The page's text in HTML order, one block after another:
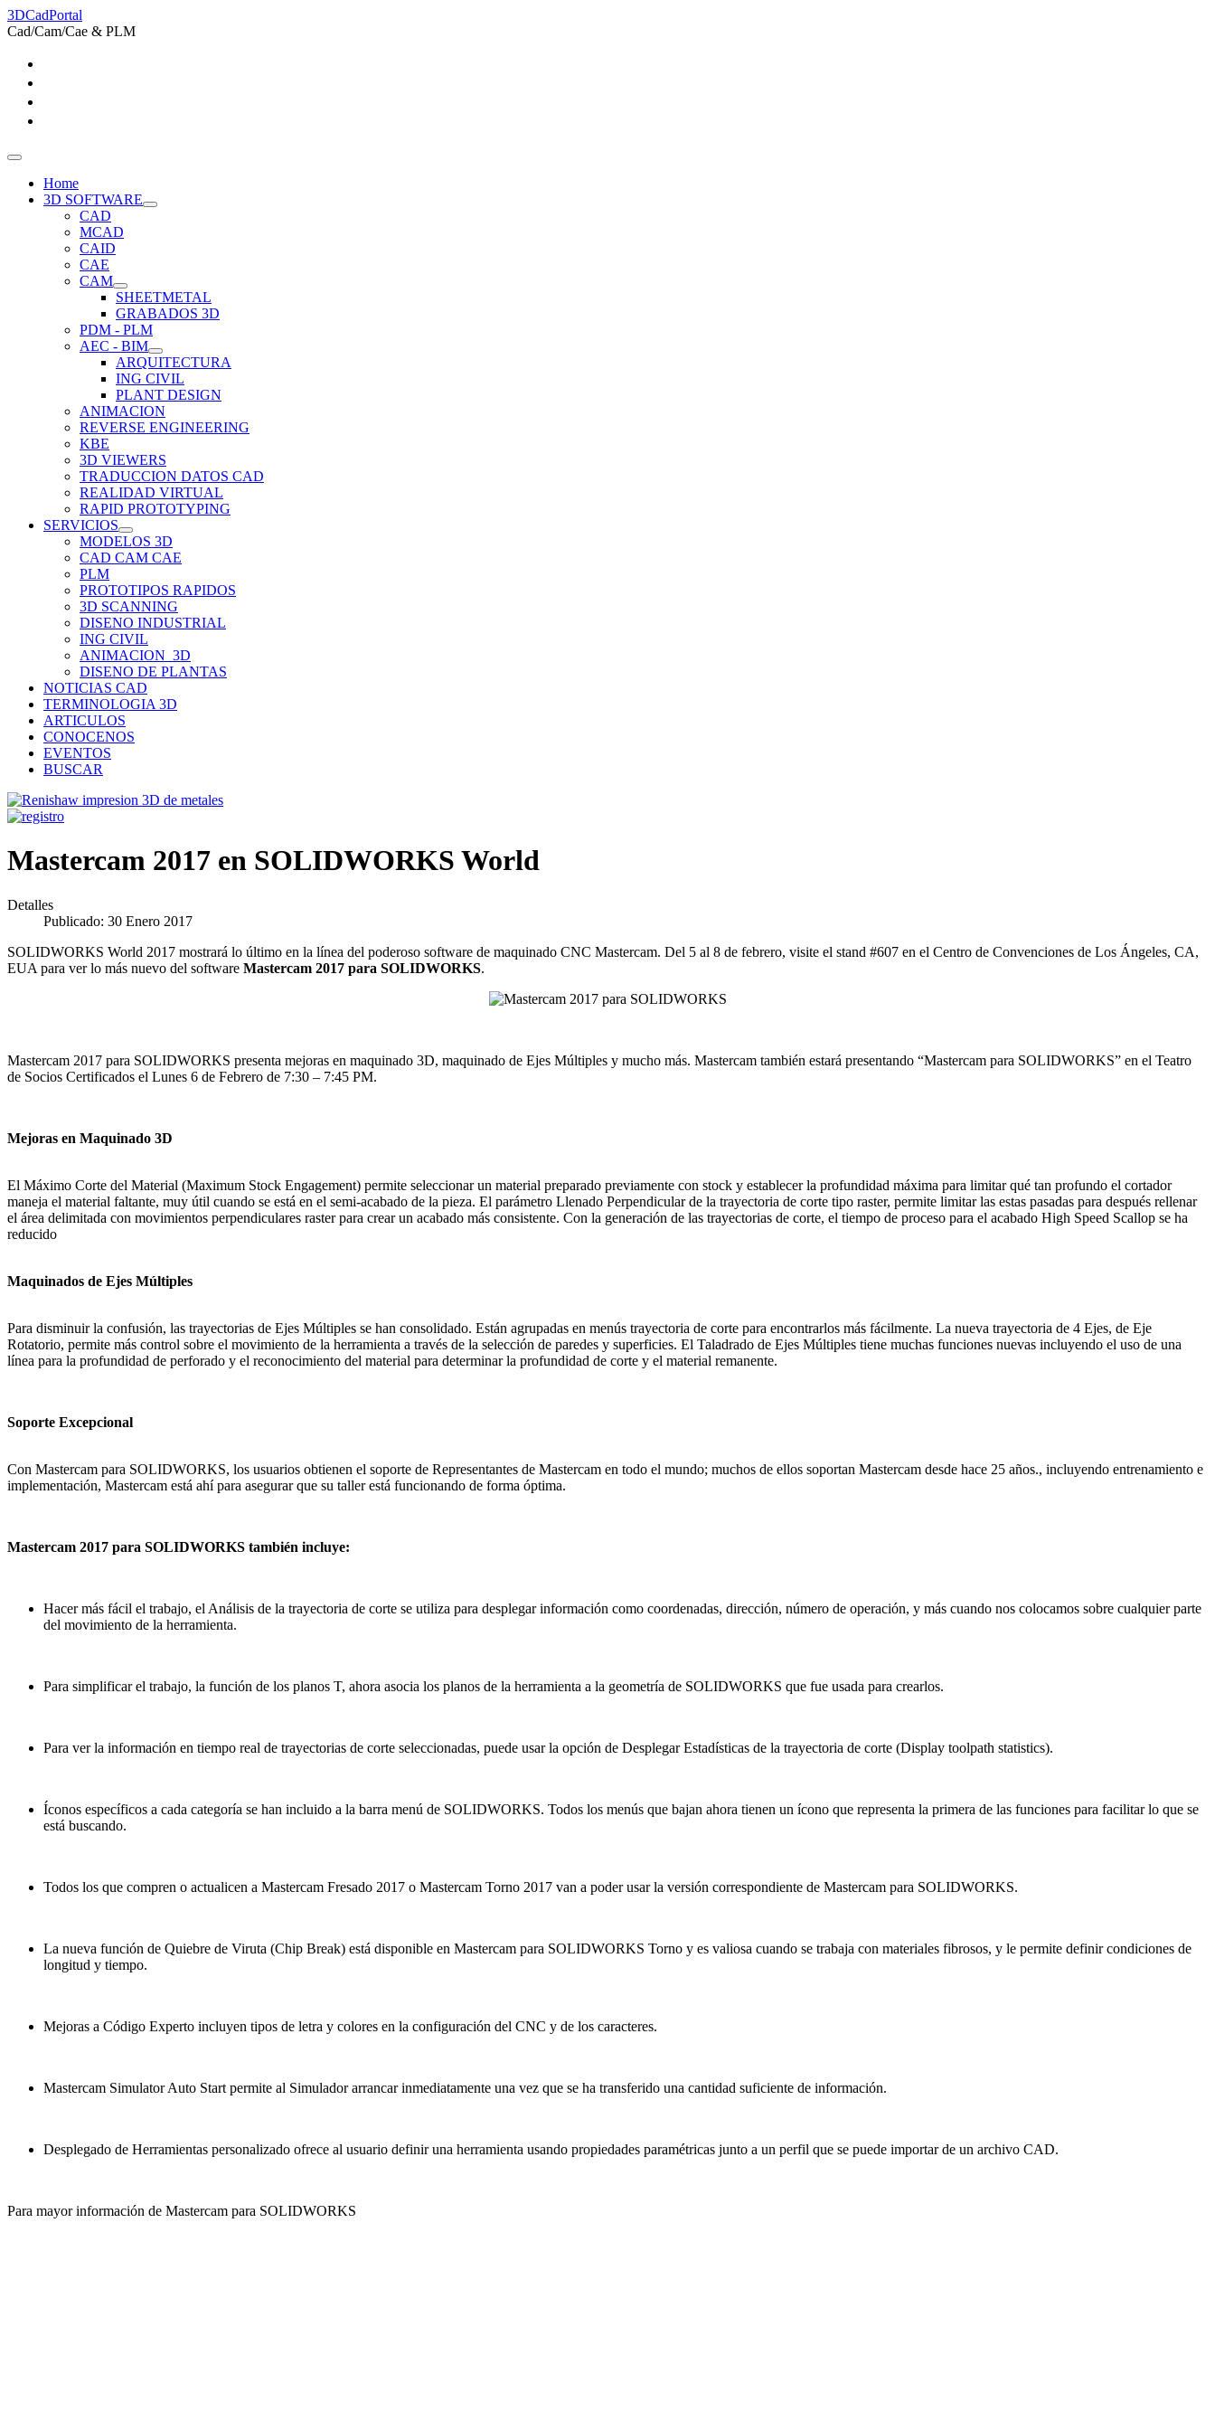
3DCadPortal
Cad/Cam/Cae & PLM
Home
3D SOFTWARE
CAD
MCAD
CAID
CAE
CAM
SHEETMETAL
GRABADOS 3D
PDM - PLM
AEC - BIM
ARQUITECTURA
ING CIVIL
PLANT DESIGN
ANIMACION
REVERSE ENGINEERING
KBE
3D VIEWERS
TRADUCCION DATOS CAD
REALIDAD VIRTUAL
RAPID PROTOTYPING
SERVICIOS
MODELOS 3D
CAD CAM CAE
PLM
PROTOTIPOS RAPIDOS
3D SCANNING
DISENO INDUSTRIAL
ING CIVIL
ANIMACION_3D
DISENO DE PLANTAS
NOTICIAS CAD
TERMINOLOGIA 3D
ARTICULOS
CONOCENOS
EVENTOS
BUSCAR
Mastercam 2017 en SOLIDWORKS World
Detalles
Publicado: 30 Enero 2017
SOLIDWORKS World 2017 mostrará lo último en la línea del poderoso software de maquinado CNC Mastercam. Del 5 al 8 de febrero, visite el stand #607 en el Centro de Convenciones de Los Ángeles, CA,
EUA para ver lo más nuevo del software Mastercam 2017 para SOLIDWORKS.
Mastercam 2017 para SOLIDWORKS presenta mejoras en maquinado 3D, maquinado de Ejes Múltiples y mucho más. Mastercam también estará presentando “Mastercam para SOLIDWORKS” en el Teatro
de Socios Certificados el Lunes 6 de Febrero de 7:30 – 7:45 PM.
Mejoras en Maquinado 3D
El Máximo Corte del Material (Maximum Stock Engagement) permite seleccionar un material preparado previamente con stock y establecer la profundidad máxima para limitar qué tan profundo el cortador
maneja el material faltante, muy útil cuando se está en el semi-acabado de la pieza. El parámetro Llenado Perpendicular de la trayectoria de corte tipo raster, permite limitar las estas pasadas para después rellenar
el área delimitada con movimientos perpendiculares raster para crear un acabado más consistente. Con la generación de las trayectorias de corte, el tiempo de proceso para el acabado High Speed Scallop se ha
reducido
Maquinados de Ejes Múltiples
Para disminuir la confusión, las trayectorias de Ejes Múltiples se han consolidado. Están agrupadas en menús trayectoria de corte para encontrarlos más fácilmente. La nueva trayectoria de 4 Ejes, de Eje
Rotatorio, permite más control sobre el movimiento de la herramienta a través de la selección de paredes y superficies. El Taladrado de Ejes Múltiples tiene muchas funciones nuevas incluyendo el uso de una
línea para la profundidad de perforado y el reconocimiento del material para determinar la profundidad de corte y el material remanente.
Soporte Excepcional
Con Mastercam para SOLIDWORKS, los usuarios obtienen el soporte de Representantes de Mastercam en todo el mundo; muchos de ellos soportan Mastercam desde hace 25 años., incluyendo entrenamiento e
implementación, Mastercam está ahí para asegurar que su taller está funcionando de forma óptima.
Mastercam 2017 para SOLIDWORKS también incluye:
Hacer más fácil el trabajo, el Análisis de la trayectoria de corte se utiliza para desplegar información como coordenadas, dirección, número de operación, y más cuando nos colocamos sobre cualquier parte
del movimiento de la herramienta.
Para simplificar el trabajo, la función de los planos T, ahora asocia los planos de la herramienta a la geometría de SOLIDWORKS que fue usada para crearlos.
Para ver la información en tiempo real de trayectorias de corte seleccionadas, puede usar la opción de Desplegar Estadísticas de la trayectoria de corte (Display toolpath statistics).
Íconos específicos a cada categoría se han incluido a la barra menú de SOLIDWORKS. Todos los menús que bajan ahora tienen un ícono que representa la primera de las funciones para facilitar lo que se
está buscando.
Todos los que compren o actualicen a Mastercam Fresado 2017 o Mastercam Torno 2017 van a poder usar la versión correspondiente de Mastercam para SOLIDWORKS.
La nueva función de Quiebre de Viruta (Chip Break) está disponible en Mastercam para SOLIDWORKS Torno y es valiosa cuando se trabaja con materiales fibrosos, y le permite definir condiciones de
longitud y tiempo.
Mejoras a Código Experto incluyen tipos de letra y colores en la configuración del CNC y de los caracteres.
Mastercam Simulator Auto Start permite al Simulador arrancar inmediatamente una vez que se ha transferido una cantidad suficiente de información.
Desplegado de Herramientas personalizado ofrece al usuario definir una herramienta usando propiedades paramétricas junto a un perfil que se puede importar de un archivo CAD.
Para mayor información de Mastercam para SOLIDWORKS